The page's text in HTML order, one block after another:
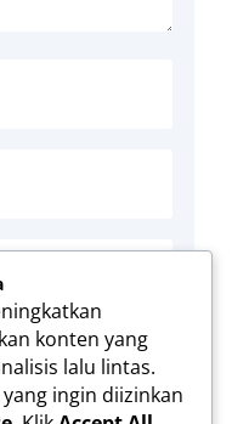
situs web saya
komentar saya
konten yang
lalu lintas.
ingin diizinkan